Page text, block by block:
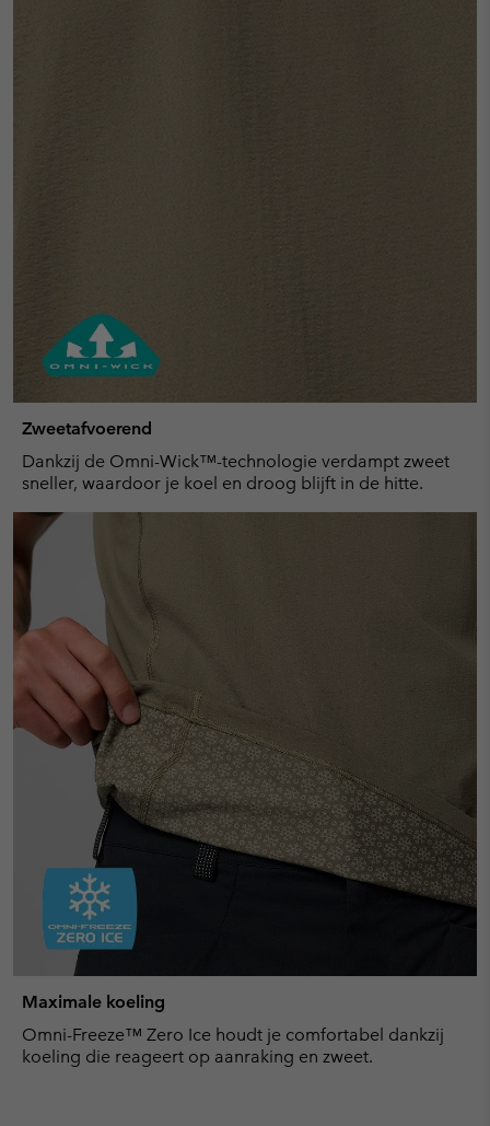
Zweetafvoerend
Dankzij de Omni-Wick™-technologie verdampt zweet
sneller, waardoor je koel en droog blijft in de hitte.
Maximale koeling
Omni-Freeze™ Zero Ice houdt je comfortabel dankzij
koeling die reageert op aanraking en zweet.